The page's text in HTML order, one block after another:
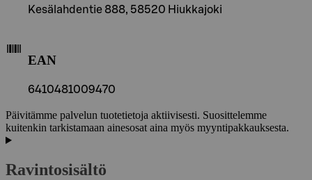
Kesälahdentie 888, 58520 Hiukkajoki
EAN
6410481009470
Päivitämme palvelun tuotetietoja aktiivisesti. Suosittelemme
kuitenkin tarkistamaan ainesosat aina myös myyntipakkauksesta.
Ravintosisältö